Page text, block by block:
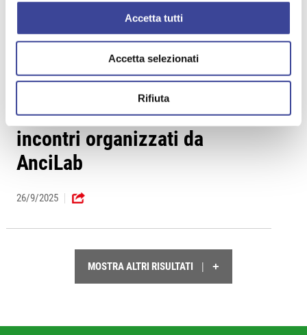
Accetta tutti
Accetta selezionati
Rifiuta
NOTIZIA
PNRR e contratti pubblici: due
incontri organizzati da
AnciLab
26/9/2025
MOSTRA ALTRI RISULTATI | +